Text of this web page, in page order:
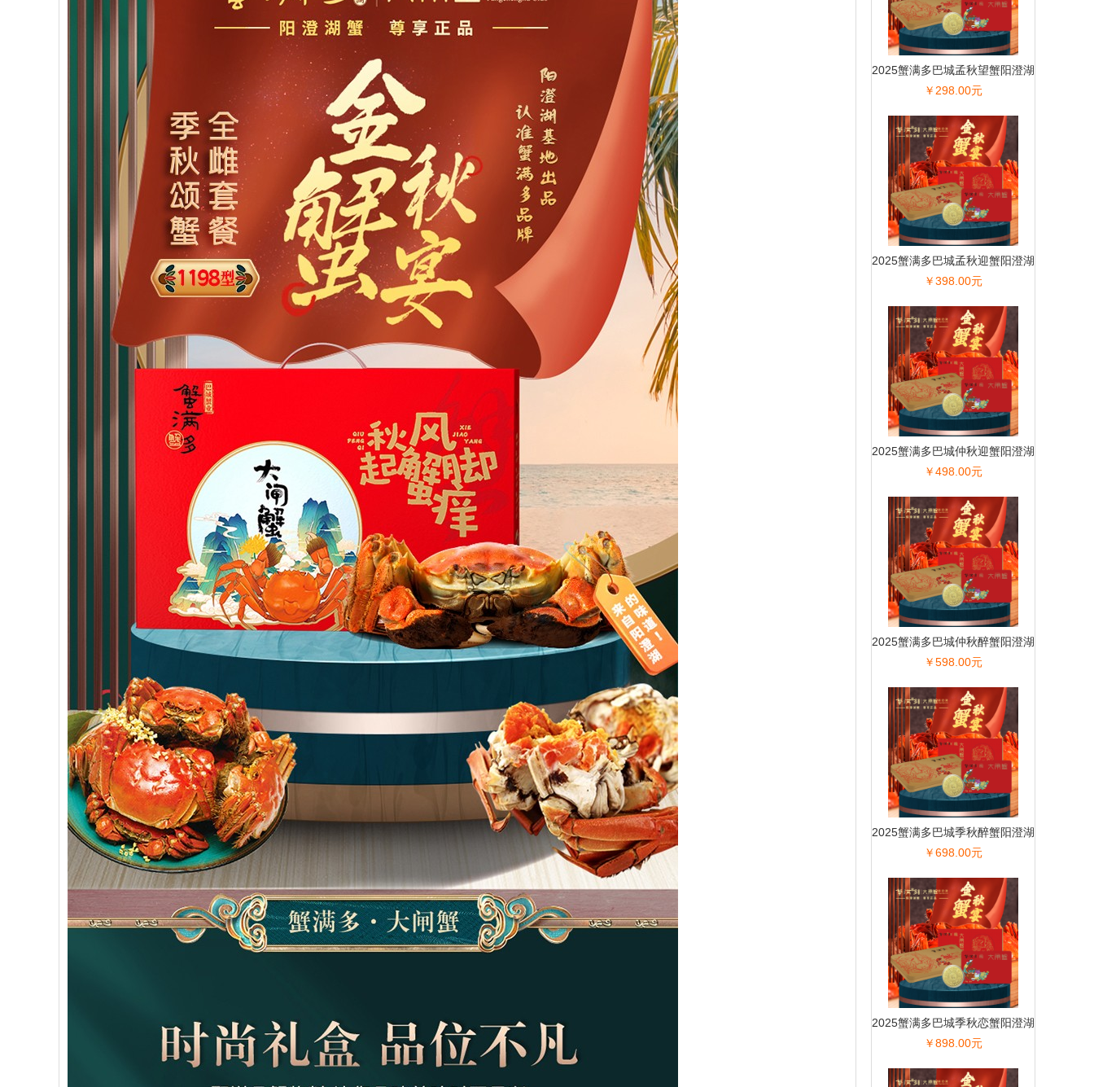
2025蟹满多巴城孟秋望蟹阳澄湖
大闸蟹
￥298.00元
2025蟹满多巴城孟秋迎蟹阳澄湖
大闸蟹
￥398.00元
2025蟹满多巴城仲秋迎蟹阳澄湖
大闸蟹
￥498.00元
2025蟹满多巴城仲秋醉蟹阳澄湖
大闸蟹
￥598.00元
2025蟹满多巴城季秋醉蟹阳澄湖
大闸蟹
￥698.00元
2025蟹满多巴城季秋恋蟹阳澄湖
大闸蟹
￥898.00元